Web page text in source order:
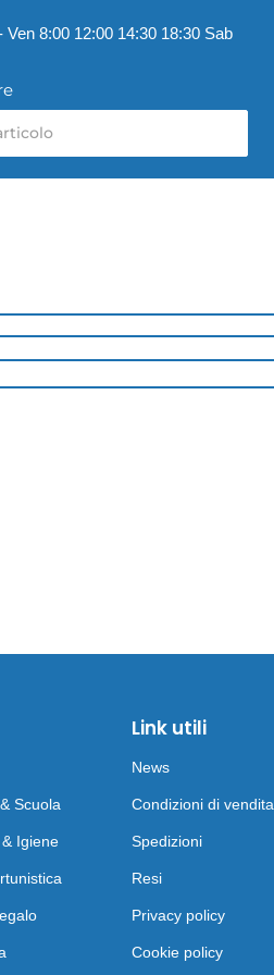
Ven 8:00 12:00 14:30 18:30 Sab
Scuola
Igiene
Link utili
News
Condizioni di vendita
Spedizioni
Resi
Privacy policy
Cookie policy